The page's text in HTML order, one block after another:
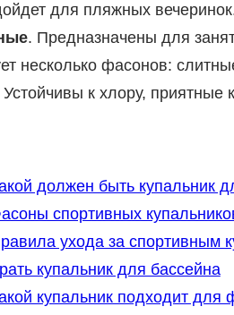
для пляжных
. Предназначены для
несколько фасонов:
к хлору, приятные
должен быть купальник
спортивных
ухода за спортивным
купальник для бассейна
купальник подходит для